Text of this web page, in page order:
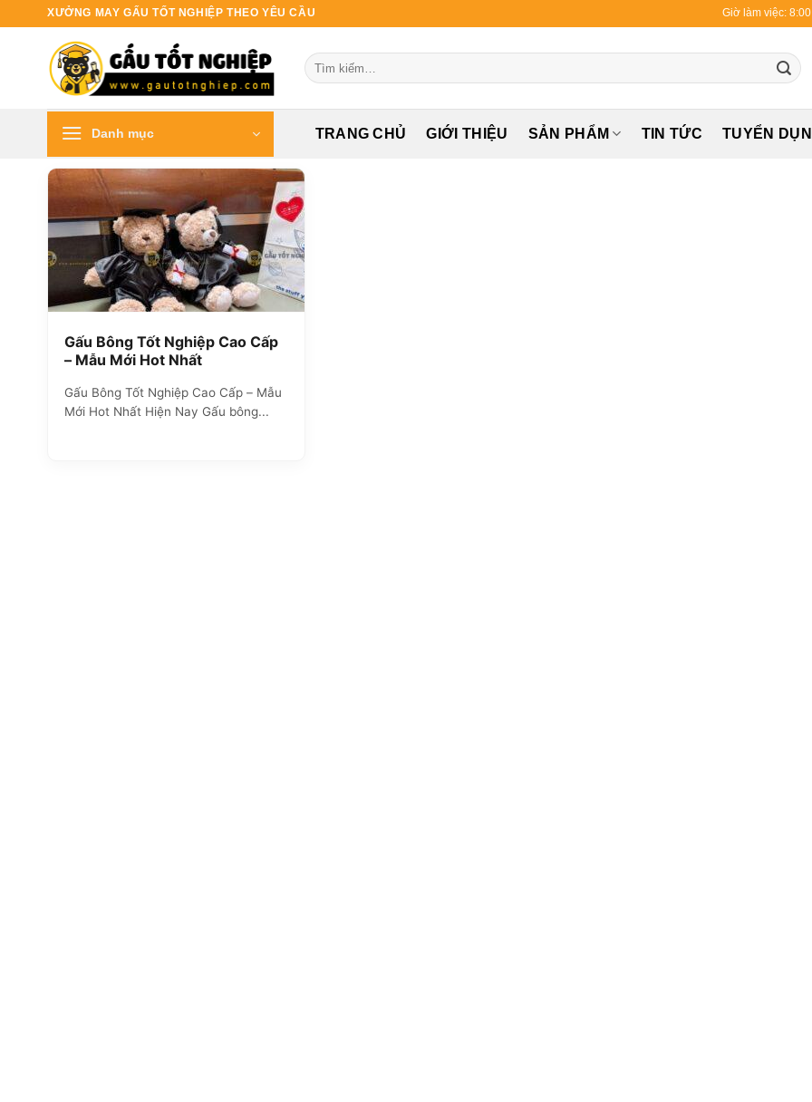
XƯỞNG MAY GẤU TỐT NGHIỆP THEO YÊU CẦU Giờ làm việc:
Tìm
kiếm:
Danh mục TRANG CHỦ GIỚI THIỆU SẢN PHẨM TIN TỨC TUYỂN
Gấu Bông Tốt Nghiệp Cao Cấp
– Mẫu Mới Hot Nhất
Gấu Bông Tốt Nghiệp Cao Cấp – Mẫu
Mới Hot Nhất Hiện Nay Gấu bông...